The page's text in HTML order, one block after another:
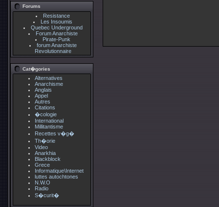
Forums
Resistance
Les Insoumis
Quebec Underground
Forum Anarchiste
Pirate-Punk
forum Anarchiste
Revolutionnaire
Cat�gories
Alternatives
Anarchisme
Anglais
Appel
Autres
Citations
�cologie
International
Millitantisme
Recettes v�g�
Th�orie
Video
Anarkhia
Blackblock
Grece
Informatique\Internet
luttes autochtones
N.W.O
Radio
S�curit�